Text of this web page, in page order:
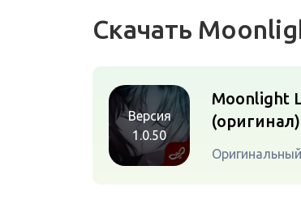
Скачать
Версия
1.0.50
Moonlight
(оригинал)